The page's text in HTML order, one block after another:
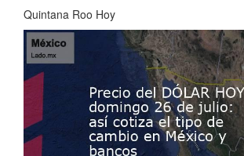
Quintana Roo Hoy